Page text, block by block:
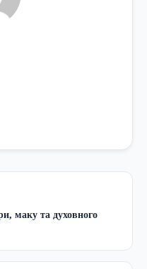
маку та духовного